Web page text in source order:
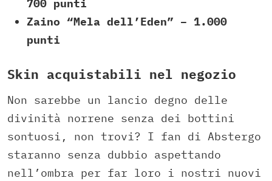
700 punti
Zaino “Mela dell’Eden” – 1.000
punti
Skin acquistabili nel negozio
Non sarebbe un lancio degno delle
divinità norrene senza dei bottini
sontuosi, non trovi? I fan di Abstergo
staranno senza dubbio aspettando
nell’ombra per far loro i nostri nuovi